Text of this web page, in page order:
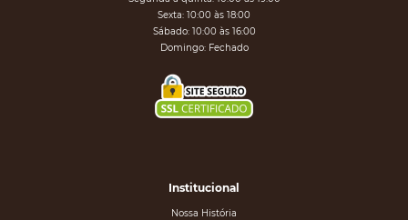
Sexta: 10:00 às 18:00
Sábado: 10:00 às 16:00
Domingo: Fechado
Institucional
Nossa História